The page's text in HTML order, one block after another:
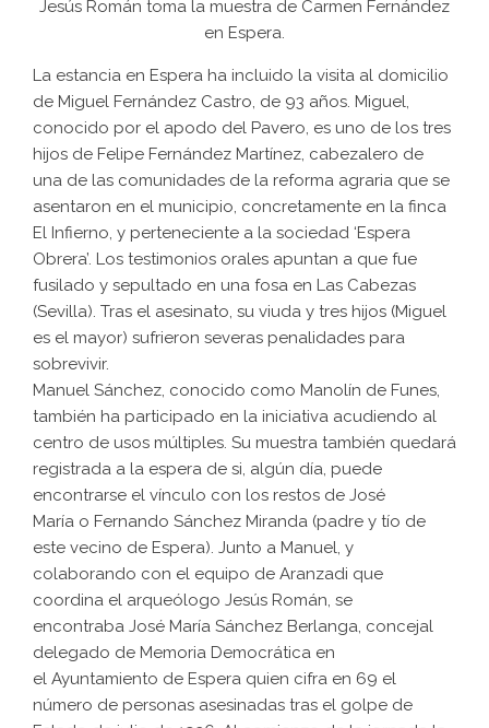
Jesús Román toma la muestra de Carmen Fernández
en Espera.
La estancia en Espera ha incluido la visita al domicilio
de Miguel Fernández Castro, de 93 años. Miguel,
conocido por el apodo del Pavero, es uno de los tres
hijos de Felipe Fernández Martínez, cabezalero de
una de las comunidades de la reforma agraria que se
asentaron en el municipio, concretamente en la finca
El Infierno, y perteneciente a la sociedad ‘Espera
Obrera’. Los testimonios orales apuntan a que fue
fusilado y sepultado en una fosa en Las Cabezas
(Sevilla). Tras el asesinato, su viuda y tres hijos (Miguel
es el mayor) sufrieron severas penalidades para
sobrevivir.
Manuel Sánchez, conocido como Manolín de Funes,
también ha participado en la iniciativa acudiendo al
centro de usos múltiples. Su muestra también quedará
registrada a la espera de si, algún día, puede
encontrarse el vínculo con los restos de José
María o Fernando Sánchez Miranda (padre y tío de
este vecino de Espera). Junto a Manuel, y
colaborando con el equipo de Aranzadi que
coordina el arqueólogo Jesús Román, se
encontraba José María Sánchez Berlanga, concejal
delegado de Memoria Democrática en
el Ayuntamiento de Espera quien cifra en 69 el
número de personas asesinadas tras el golpe de